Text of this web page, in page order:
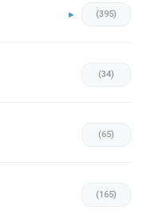
(395)
(34)
(65)
(165)